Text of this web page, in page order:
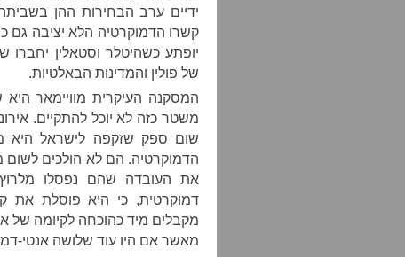
ידיים ערב הבחירות ההן
קשרו הדמוקרטיה הלא יציבה גם
יופתע כשהיטלר וסטאלין יחברו
של פולין והמדינות הבאלטיות.
המסקנה העיקרית מוויימאר
משטר כזה לא יוכל להתקיים.
שום ספק שזקפה לישראל היא
הדמוקרטיה. הם לא הולכים
את העובדה שהם נפסלו
דמוקרטית, כי היא פוסלת את
מקבלים מיד כהוכחה לקיומה של
מאשר אם היו עוד שלושה אנטי-